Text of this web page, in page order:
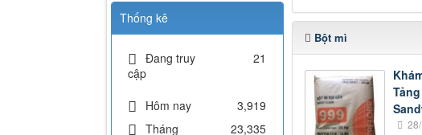
Bột mì
Thống kê
Đang truy
cập
21
Hôm nay
3,919
Tháng
23,335